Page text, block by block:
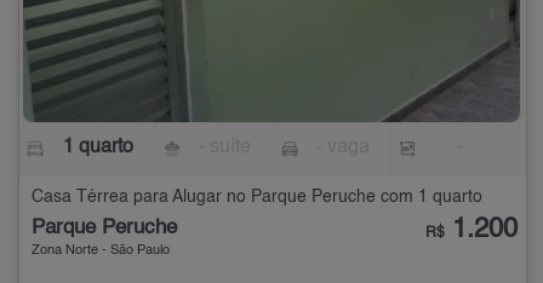
1 quarto
Casa Térrea para Alugar no Parque Peruche com 1 quarto
Parque Peruche
Zona Norte - São Paulo
R$ 1.200